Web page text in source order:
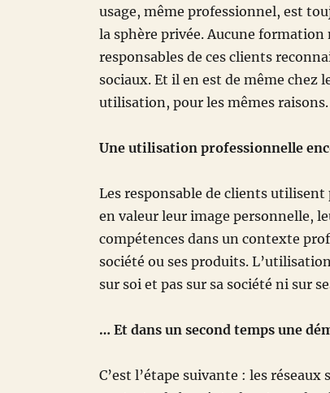
usage, même professionnel, est
la sphère privée. Aucune formation
responsables de ces clients
sociaux. Et il en est de même chez
utilisation, pour les mêmes raisons.
Une utilisation professionnelle
Les responsable de clients
en valeur leur image personnelle,
compétences dans un contexte
société ou ses produits.
sur soi et pas sur sa société ni sur
… Et dans un second temps une
C’est l’étape suivante : les